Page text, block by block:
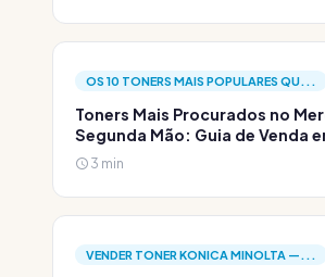
OS 10 TONERS MAIS POPULARES QU...
Toners Mais Procurados no
Segunda Mão: Guia de Venda
3 min
VENDER TONER KONICA MINOLTA —...